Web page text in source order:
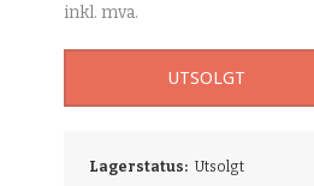
inkl. mva.
UTSOLGT
Lagerstatus: Utsolgt